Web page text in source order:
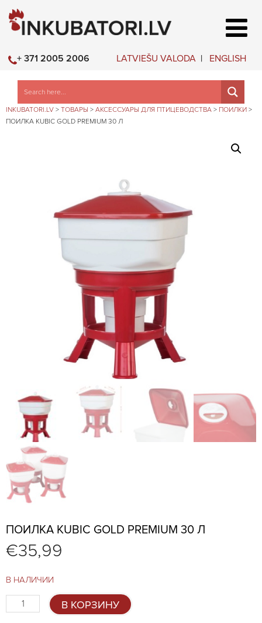
LATVIEŠU VALODA ENGLISH
+ 371 2005 2006
INKUBATORI.LV > ТОВАРЫ > АКСЕССУАРЫ ДЛЯ ПТИЦЕВОДСТВА > ПОИЛКИ >
ПОИЛКА KUBIC GOLD PREMIUM 30 Л
ПОИЛКА KUBIC GOLD PREMIUM 30 Л
€35,99
В НАЛИЧИИ
Количество
товара
В КОРЗИНУ